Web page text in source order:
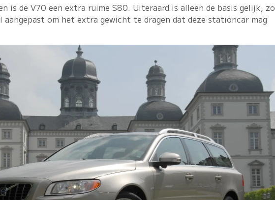
is de V70 een extra ruime S80. Uiteraard is alleen de basis gelijk, zo
aangepast om het extra gewicht te dragen dat deze stationcar mag